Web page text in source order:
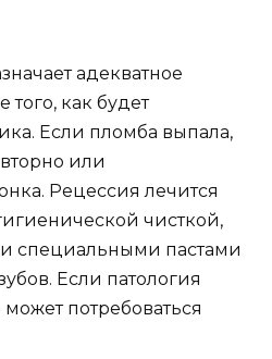
адекватное
того, как будет
Если пломба выпала,
или
Рецессия лечится
чисткой,
специальными пастами
Если патология
потребоваться